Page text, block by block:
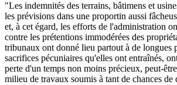
"Les indemnités des terrains, bâtimens et
les prévisions dans une proportin aussi
et, à cet égard, les efforts de l'administration
contre les prétentions immodérées des
tribunaux ont donné lieu partout à de longues
sacrifices pécuniaires qu'elles ont entraînés,
perte d'un temps non moins précieux, peut-
milieu de travaux soumis à tant de chances de